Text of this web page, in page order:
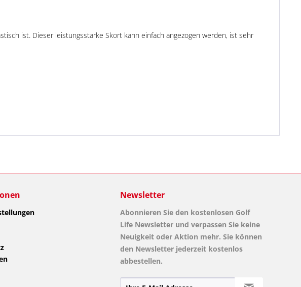
ist. Dieser leistungsstarke Skort kann einfach angezogen werden, ist sehr
Newsletter
Abonnieren Sie den kostenlosen Golf
Life Newsletter und verpassen Sie keine
Neuigkeit oder Aktion mehr. Sie können
den Newsletter jederzeit kostenlos
abbestellen.